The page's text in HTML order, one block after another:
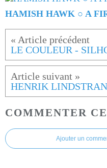
HAMISH HAWK ○ A
LE COULEUR -
HENRIK
COMMENTER
Ajouter un